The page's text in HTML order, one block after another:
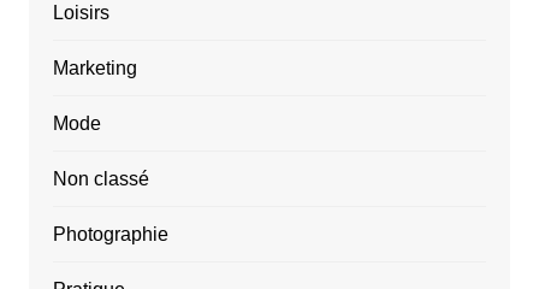
Loisirs
Marketing
Mode
Non classé
Photographie